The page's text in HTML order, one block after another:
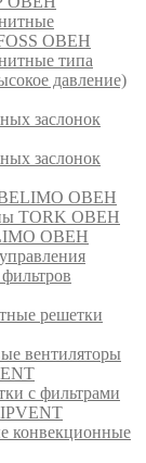
ОВЕН
типа
давление)
заслонок
заслонок
BELIMO ОВЕН
TORK ОВЕН
ОВЕН
решетки
вентиляторы
с фильтрами
конвекционные